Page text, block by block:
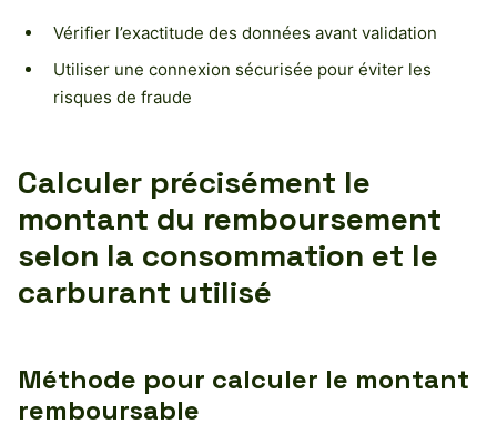
Vérifier l’exactitude des données avant validation
Utiliser une connexion sécurisée pour éviter les
risques de fraude
Calculer précisément le
montant du remboursement
selon la consommation et le
carburant utilisé
Méthode pour calculer le montant
remboursable